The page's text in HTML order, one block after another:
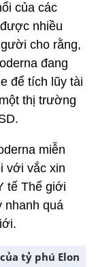
của các
nhiều
cho rằng,
đang
để tích lũy tài
thị trường
miễn
với vắc xin
tế Thế giới
nhanh quá
tỷ phú Elon